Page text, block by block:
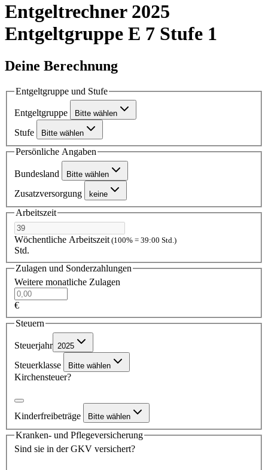
Entgeltrechner 2025
Entgeltgruppe E 7 Stufe 1
Deine Berechnung
Entgeltgruppe und Stufe
Entgeltgruppe Bitte wählen
Stufe Bitte wählen
Persönliche Angaben
Bundesland Bitte wählen
Zusatzversorgung keine
Arbeitszeit
Wöchentliche Arbeitszeit (100% = 39:00 Std.)
Std.
Zulagen und Sonderzahlungen
Weitere monatliche Zulagen
€
Steuern
Steuerjahr 2025
Steuerklasse Bitte wählen
Kirchensteuer?
Kinderfreibeträge Bitte wählen
Kranken- und Pflegeversicherung
Sind sie in der GKV versichert?